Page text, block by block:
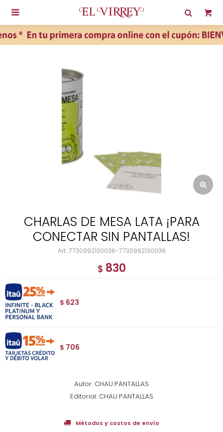

CHARLAS DE MESA LATA ¡PARA
CONECTAR SIN PANTALLAS!
7730992130036-7730992130036
$ 830
$ 623
$ 706
Autor: CHAU PANTALLAS
Editorial: CHAU PANTALLAS
Métodos y costos de envío